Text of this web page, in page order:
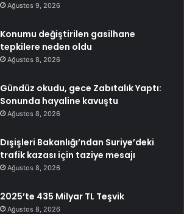
Ağustos 9, 2026
Konumu değiştirilen gasilhane
tepkilere neden oldu
Ağustos 8, 2026
Gündüz okudu, gece Zabıtalık Yaptı:
Sonunda hayaline kavuştu
Ağustos 8, 2026
Dışişleri Bakanlığı’ndan Suriye’deki
trafik kazası için taziye mesajı
Ağustos 8, 2026
2025’te 435 Milyar TL Teşvik
Ağustos 8, 2026